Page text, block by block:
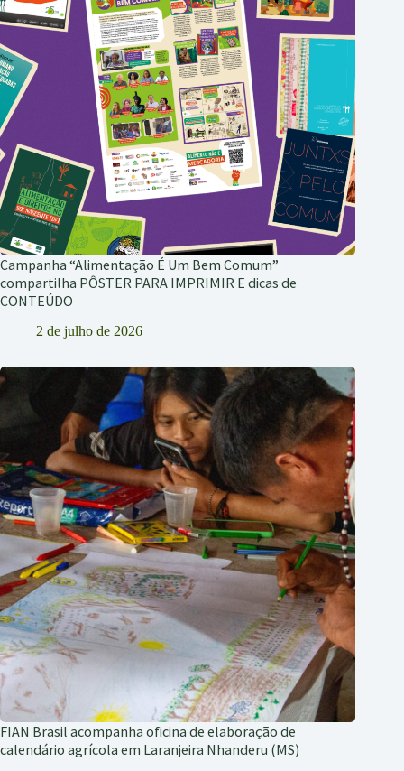
Campanha “Alimentação É Um Bem Comum”
compartilha PÔSTER PARA IMPRIMIR E dicas de
CONTEÚDO
2 de julho de 2026
FIAN Brasil acompanha oficina de elaboração de
calendário agrícola em Laranjeira Nhanderu (MS)